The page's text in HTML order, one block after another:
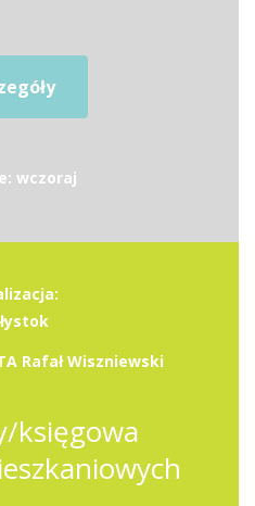
wczoraj
Rafał Wiszniewski
księgowa